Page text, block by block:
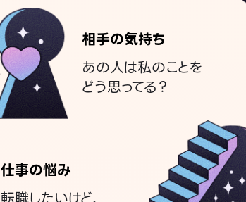
相手の気持ち
あの人は私のことを
どう思ってる？
仕事の悩み